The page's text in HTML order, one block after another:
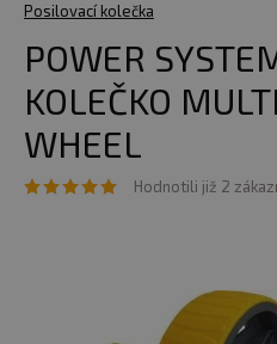
Posilovací kolečka
POWER
KOLEČKO
WHEEL
Hodnotili již 2